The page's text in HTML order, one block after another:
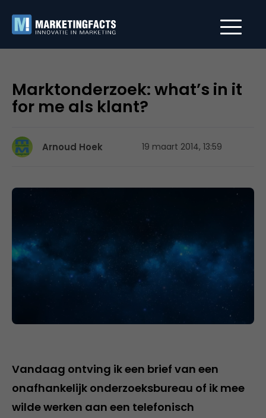
Marktonderzoek: what’s in it
for me als klant?
Arnoud Hoek 19 maart 2014, 13:59
Vandaag ontving ik een brief van een
onafhankelijk onderzoeksbureau of ik mee
wilde werken aan een telefonisch